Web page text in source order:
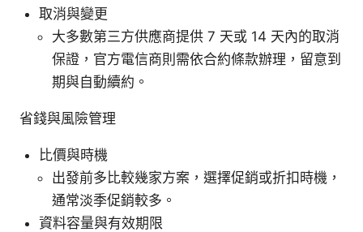
取消與變更
大多數第三方供應商提供 7 天或 14 天內的取消
保證，官方電信商則需依合約條款辦理，留意到
期與自動續約。
省錢與風險管理
比價與時機
出發前多比較幾家方案，選擇促銷或折扣時機，
通常淡季促銷較多。
資料容量與有效期限